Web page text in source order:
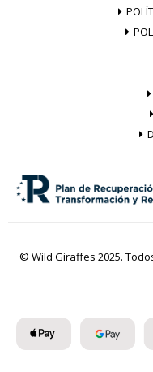
© Wild Giraffes 2025.